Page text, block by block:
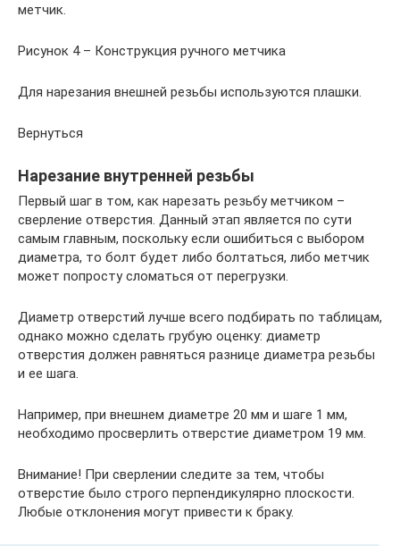
метчик.
Рисунок 4 – Конструкция ручного метчика
Для нарезания внешней резьбы используются плашки.
Вернуться
Нарезание внутренней резьбы
Первый шаг в том, как нарезать резьбу метчиком –
сверление отверстия. Данный этап является по сути
самым главным, поскольку если ошибиться с выбором
диаметра, то болт будет либо болтаться, либо метчик
может попросту сломаться от перегрузки.
Диаметр отверстий лучше всего подбирать по таблицам,
однако можно сделать грубую оценку: диаметр
отверстия должен равняться разнице диаметра резьбы
и ее шага.
Например, при внешнем диаметре 20 мм и шаге 1 мм,
необходимо просверлить отверстие диаметром 19 мм.
Внимание! При сверлении следите за тем, чтобы
отверстие было строго перпендикулярно плоскости.
Любые отклонения могут привести к браку.